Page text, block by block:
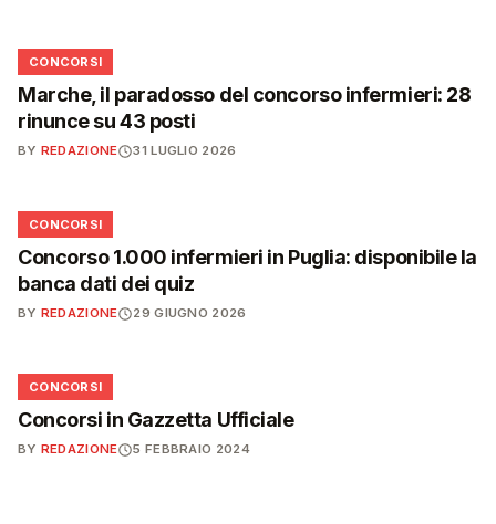
📋
CONCORSI
Marche, il paradosso del concorso infermieri: 28
rinunce su 43 posti
BY REDAZIONE 31 LUGLIO 2026
📋
CONCORSI
Concorso 1.000 infermieri in Puglia: disponibile la
banca dati dei quiz
BY REDAZIONE 29 GIUGNO 2026
📋
CONCORSI
Concorsi in Gazzetta Ufficiale
BY REDAZIONE 5 FEBBRAIO 2024